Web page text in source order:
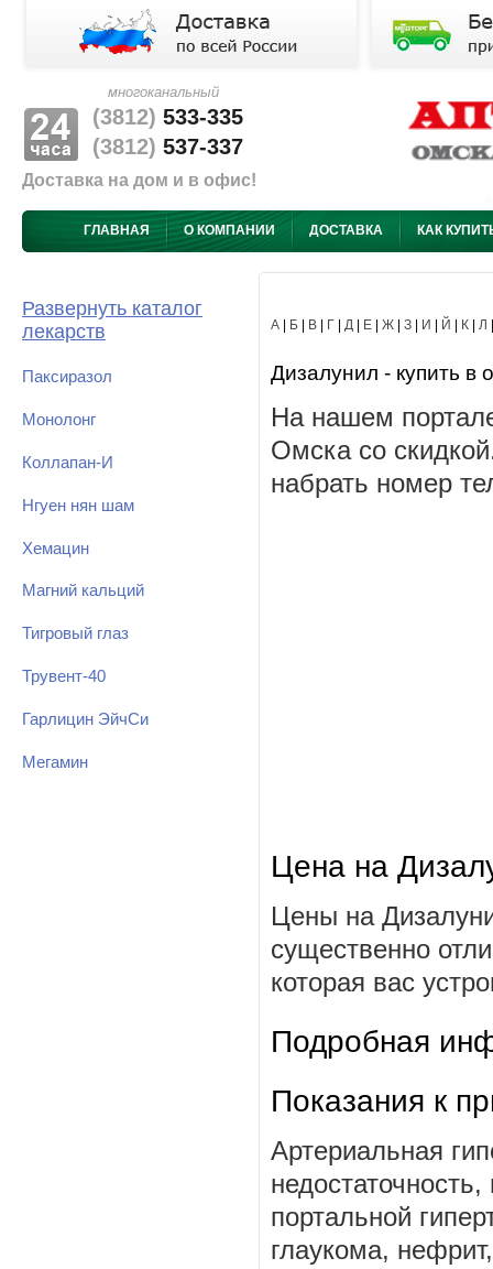
многоканальный
(3812) 533-335
(3812) 537-337
Доставка на дом и в офис!
ГЛАВНАЯ О КОМПАНИИ ДОСТАВКА КАК
Развернуть каталог
лекарств
Паксиразол
Монолонг
Коллапан-И
Нгуен нян шам
Хемацин
Магний кальций
Тигровый глаз
Трувент-40
Гарлицин ЭйчСи
Мегамин
А Б В Г Д Е Ж З И Й К Л
Дизалунил - купить в
На нашем
Омска со
набрать номер
Цена на
Цены на
существенно
которая вас
Подробная
Показания к
Артериальная
портальной
глаукома,